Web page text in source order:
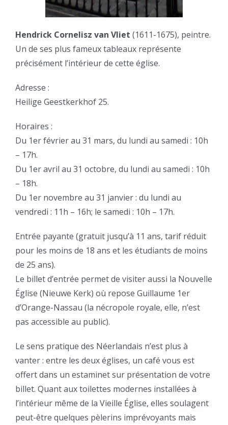
Hendrick Cornelisz van Vliet (1611-1675), peintre.
Un de ses plus fameux tableaux représente
précisément l’intérieur de cette église.
Adresse :
Heilige Geestkerkhof 25.
Horaires :
Du 1er février au 31 mars, du lundi au samedi : 10h
– 17h.
Du 1er avril au 31 octobre, du lundi au samedi : 10h
– 18h.
Du 1er novembre au 31 janvier : du lundi au
vendredi : 11h – 16h; le samedi : 10h – 17h.
Entrée payante (gratuit jusqu’à 11 ans, tarif réduit
pour les moins de 18 ans et les étudiants de moins
de 25 ans).
Le billet d’entrée permet de visiter aussi la Nouvelle
Église (Nieuwe Kerk) où repose Guillaume 1er
d’Orange-Nassau (la nécropole royale, elle, n’est
pas accessible au public).
Le sens pratique des Néerlandais n’est plus à
vanter : entre les deux églises, un café vous est
offert dans un estaminet sur présentation de votre
billet. Quant aux toilettes modernes installées à
l’intérieur même de la Vieille Église, elles soulagent
peut-être quelques pèlerins imprévoyants mais